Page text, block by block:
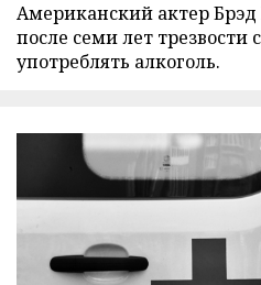
Американский актер
после семи лет трезвости
употреблять алкоголь.